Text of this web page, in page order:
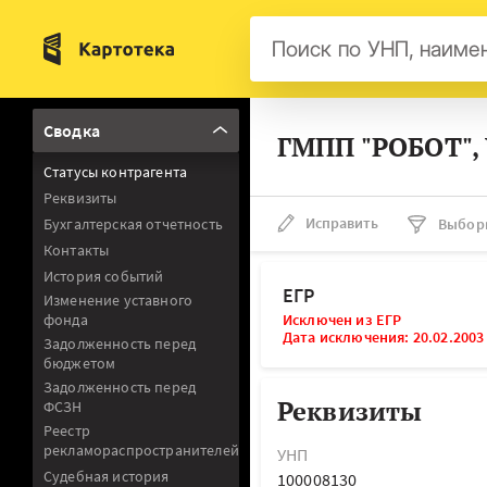
Сводка
Статусы контрагента
Реквизиты
Бухгалтерская отчетность
Контакты
История событий
Изменение уставного
фонда
Задолженность перед
бюджетом
Задолженность перед
ФСЗН
Реестр
рекламораспространителей
Судебная история
ГМПП "РОБОТ",
Исправить
ЕГР
Исключен из ЕГР
Дата исключения: 20.02.2003
Реквизиты
УНП
100008130